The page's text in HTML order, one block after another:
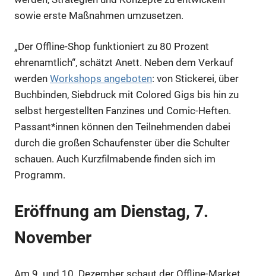
Anzeige
sowie erste Maßnahmen umzusetzen.
„Der Offline-Shop funktioniert zu 80 Prozent
ehrenamtlich“, schätzt Anett. Neben dem Verkauf
werden Workshops angeboten: von Stickerei, über
Buchbinden, Siebdruck mit Colored Gigs bis hin zu
selbst hergestellten Fanzines und Comic-Heften.
Passant*innen können den Teilnehmenden dabei
durch die großen Schaufenster über die Schulter
schauen. Auch Kurzfilmabende finden sich im
Programm.
Eröffnung am Dienstag, 7.
November